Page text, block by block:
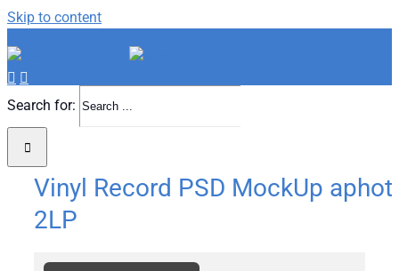
Skip to content
Search for:
Vinyl Record PSD MockUp
2LP